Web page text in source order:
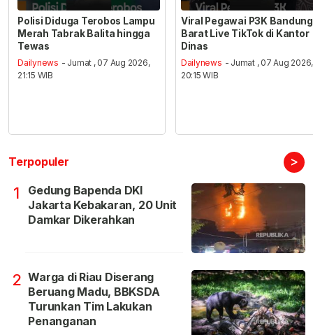
Polisi Diduga Terobos Lampu
Merah Tabrak Balita hingga
Tewas
Dailynews - Jumat , 07 Aug 2026,
21:15 WIB
Viral Pegawai P3K Bandung
Barat Live TikTok di Kantor
Dinas
Dailynews - Jumat , 07 Aug 2026,
20:15 WIB
Terpopuler >
1
Gedung Bapenda DKI
Jakarta Kebakaran, 20 Unit
Damkar Dikerahkan
2 Warga di Riau Diserang
Beruang Madu, BBKSDA
Turunkan Tim Lakukan
Penanganan